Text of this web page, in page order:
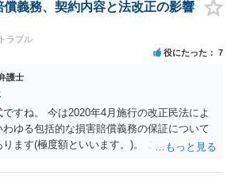
能性もあると思いますので、そのあたりも含
等するためによく打ち合わせた方がよいと思
うことで書面提出をしないということであ
関係を修了した上で、貴方のほうで書面提
方がよいでしょう。
義務、契約内容と法改正の影響
ラブル
役にたった 7
護士
すね。 今は2020年4月施行の改正民法によ
ゆる包括的な損害賠償義務の保証について
ます(極度額といいます。)。 この書式にサ
可能性が高そうです。